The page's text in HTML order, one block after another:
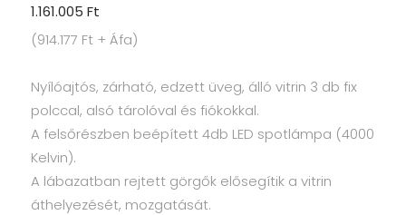
1.161.005 Ft
(914.177 Ft + Áfa)
Nyílóajtós, zárható, edzett üveg, álló vitrin 3 db fix
polccal, alsó tárolóval és fiókokkal.
A felsőrészben beépített 4db LED spotlámpa (4000
Kelvin).
A lábazatban rejtett görgők elősegítik a vitrin
áthelyezését, mozgatását.